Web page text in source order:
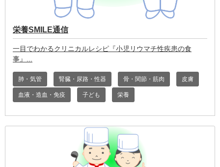
栄養SMILE通信
一目でわかるクリニカルレシピ『小児リウマチ性疾患の食
事』
肺・気管 腎臓・尿路・性器 骨・関節・筋肉 皮膚
血液・造血・免疫 子ども 栄養